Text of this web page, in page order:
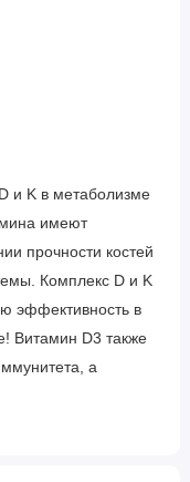
и K в метаболизме
имеют
прочности костей
Комплекс D и K
эффективность в
Витамин D3 также
а